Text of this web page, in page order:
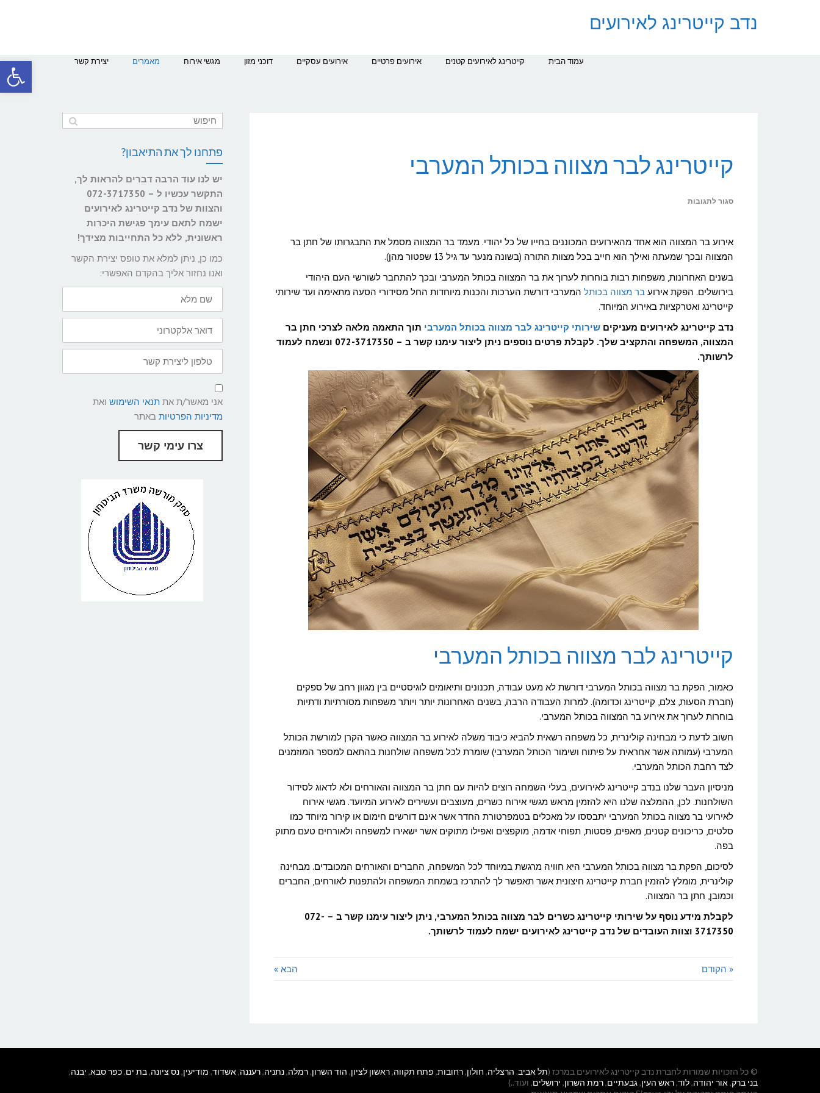
פתח
נדב קייטרינג לאירועים
עמוד הבית קייטרינג לאירועים קטנים אירועים פרטיים אירועים עסקיים דוכני מזון מגשי אירוח מאמרים יצירת קשר
קייטרינג לבר מצווה בכותל המערבי
סגור לתגובות
מצווה
בכותל
המערבי
אירוע בר המצווה הוא אחד מהאירועים המכוננים בחייו של כל יהודי. מעמד בר המצווה מסמל את התבגרותו של חתן בר
המצווה ובכך שמעתה ואילך הוא חייב בכל מצוות התורה (בשונה מנער עד גיל 13 שפטור מהן).
בשנים האחרונות, משפחות רבות בוחרות לערוך את בר המצווה בכותל המערבי ובכך להתחבר לשורשי העם היהודי
בירושלים. הפקת אירוע בר מצווה בכותל המערבי דורשת הערכות והכנות מיוחדות החל מסידורי הסעה מתאימה ועד שירותי
קייטרינג ואטרקציות באירוע המיוחד.
נדב קייטרינג לאירועים מעניקים שירותי קייטרינג לבר מצווה בכותל המערבי תוך התאמה מלאה לצרכי חתן בר
המצווה, המשפחה והתקציב שלך. לקבלת פרטים נוספים ניתן ליצור עימנו קשר ב – 072-3717350 ונשמח לעמוד
לרשותך.
קייטרינג לבר מצווה בכותל המערבי
כאמור, הפקת בר מצווה בכותל המערבי דורשת לא מעט עבודה, תכנונים ותיאומים לוגיסטיים בין מגוון רחב של ספקים
(חברת הסעות, צלם, קייטרינג וכדומה). למרות העבודה הרבה, בשנים האחרונות יותר ויותר משפחות מסורתיות ודתיות
בוחרות לערוך את אירוע בר המצווה בכותל המערבי.
חשוב לדעת כי מבחינה קולינרית, כל משפחה רשאית להביא כיבוד משלה לאירוע בר המצווה כאשר הקרן למורשת הכותל
המערבי (עמותה אשר אחראית על פיתוח ושימור הכותל המערבי) שומרת לכל משפחה שולחנות בהתאם למספר המוזמנים
לצד רחבת הכותל המערבי.
מניסיון העבר שלנו בנדב קייטרינג לאירועים, בעלי השמחה רוצים להיות עם חתן בר המצווה והאורחים ולא לדאוג לסידור
השולחנות. לכן, ההמלצה שלנו היא להזמין מראש מגשי אירוח כשרים, מעוצבים ועשירים לאירוע המיועד. מגשי אירוח
לאירועי בר מצווה בכותל המערבי יתבססו על מאכלים בטמפרטורת החדר אשר אינם דורשים חימום או קירור מיוחד כמו
סלטים, כריכונים קטנים, מאפים, פסטות, תפוחי אדמה, מוקפצים ואפילו מתוקים אשר ישאירו למשפחה ולאורחים טעם מתוק
בפה.
לסיכום, הפקת בר מצווה בכותל המערבי היא חוויה מרגשת במיוחד לכל המשפחה, החברים והאורחים המכובדים. מבחינה
קולינרית, מומלץ להזמין חברת קייטרינג חיצונית אשר תאפשר לך להתרכז בשמחת המשפחה ולהתפנות לאורחים, החברים
וכמובן, חתן בר המצווה.
לקבלת מידע נוסף על שירותי קייטרינג כשרים לבר מצווה בכותל המערבי, ניתן ליצור עימנו קשר ב – 072-
3717350 וצוות העובדים של נדב קייטרינג לאירועים ישמח לעמוד לרשותך.
« הקודם הבא »
פתחנו לך את התיאבון?
יש לנו עוד הרבה דברים להראות לך,
התקשר עכשיו ל – 072-3717350
והצוות של נדב קייטרינג לאירועים
ישמח לתאם עימך פגישת היכרות
ראשונית, ללא כל התחייבות מצידך!
כמו כן, ניתן למלא את טופס יצירת הקשר
ואנו נחזור אליך בהקדם האפשרי:
שם
מלא
דואר
אלקטרוני
טלפון
ליצירת
קשר
תנאי
שימוש
ומדיניות
פרטיות
אני מאשר/ת אתתנאי השימוש ואת
מדיניות הפרטיות באתר
צרו עימי קשר
© כל הזכויות שמורות לחברת נדב קייטרינג לאירועים במרכז (תל אביב, הרצליה,חולון,רחובות, פתח תקווה,ראשון לציון, הוד השרון,רמלה,נתניה,רעננה,אשדוד, מודיעין,נס ציונה,בת ים,כפר סבא, יבנה,
בני ברק,אור יהודה,לוד,ראש העין,גבעתיים,רמת השרון, ירושלים, ועוד..)